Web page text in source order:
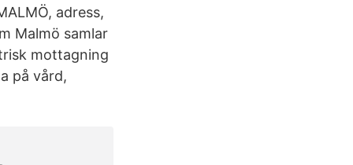
adress,
Malmö samlar
mottagning
på vård,